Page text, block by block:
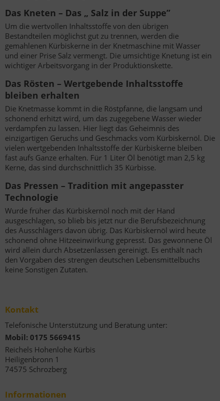
Das Kneten – Das „ Salz in der Suppe’’
Um die wertvollen Inhaltsstoffe von den übrigen
Bestandteilen möglichst gut zu trennen, werden die
gemahlenen Kürbiskerne in der Knetmaschine mit Wasser
und einer Prise Salz vermengt. Die umsichtige Knetung ist ein
wichtiger Arbeitsvorgang in der Produktionskette.
Das Rösten – Wertgebende Inhaltsstoffe
bleiben erhalten
Die Knetmasse kommt in die Röstpfanne, die langsam und
schonend erhitzt wird, um das zugegebene Wasser wieder
verdampfen zu lassen. Hier liegt das Geheimnis des
einzigartigen Geruchs und Geschmacks vom Kürbiskernöl. Die
vielen wertgebenden Inhaltsstoffe der Kürbiskerne bleiben
fast aufs Ganze erhalten. Für 1 Liter Öl benötigt man 2,5 kg
Kerne, das sind durchschnittlich 35 Kürbisse.
Das Pressen – Tradition mit angepasster
Technologie
Wurde früher das Kürbiskernöl noch mit der Hand
ausgeschlagen, so blieb bis jetzt nur die Berufsbezeichnung
des Ausschlägers davon übrig. Das Kürbiskernöl wird heute
schonend ohne Hitzeeinwirkung gepresst. Das gewonnene Öl
wird allein durch Absetzenlassen gereinigt. Es enthält nach
den Vorgaben des strengen deutschen Lebensmittelbuchs
keine Sonstigen Zutaten.
Kontakt
Telefonische Unterstützung und Beratung unter:
Mobil: 0175 5669415
Reichels Hohenlohe Kürbis
Heiligenbronn 1
74575 Schrozberg
Informationen